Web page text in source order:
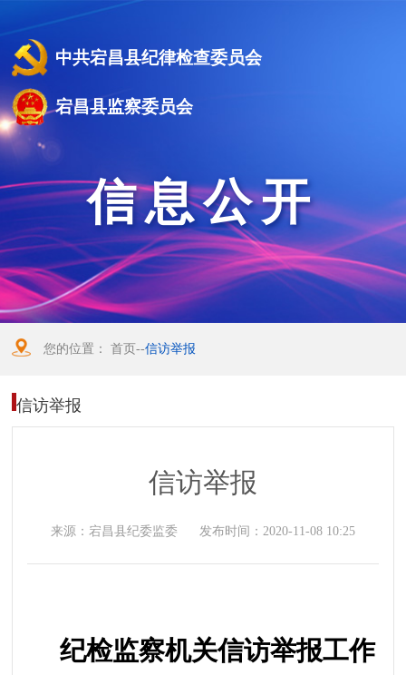
中共宕昌县纪律检查委员会
宕昌县监察委员会
信息公开
您的位置：首页--信访举报
信访举报
信访举报
来源： 宕昌县纪委监委 发布时间： 2020-11-08 10:25
纪检监察机关信访举报工作